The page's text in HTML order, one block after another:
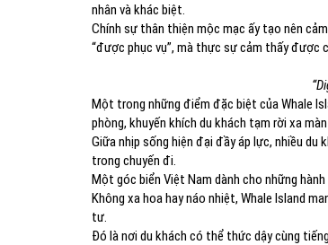
nhân và khác biệt.
Chính sự thân thiện mộc mạc ấy tạo nên
“được phục vụ”, mà thực sự cảm thấy được
Một trong những điểm đặc biệt của Whale
phòng, khuyến khích du khách tạm rời xa
Giữa nhịp sống hiện đại đầy áp lực, nhiều
trong chuyến đi.
Một góc biển Việt Nam dành cho những
Không xa hoa hay náo nhiệt, Whale Island
tư.
Đó là nơi du khách có thể thức dậy cùng